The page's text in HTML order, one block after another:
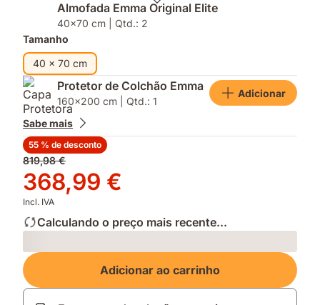
Almofada Emma Original Elite
40x70 cm | Qtd.: 2
Tamanho
40 x 70 cm
Protetor de Colchão Emma
160x200 cm | Qtd.: 1
Adicionar
Sabe mais
55 % de desconto
Preço
original
819,98 €
819,98 €
Preço
368,99 €
368,99 €
Incl. IVA
Calculando o preço mais recente...
Loading
Adicionar ao carrinho